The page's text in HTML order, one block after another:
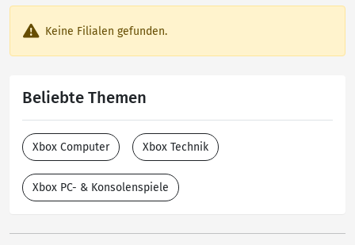
Keine Filialen gefunden.
Beliebte Themen
Xbox Computer Xbox Technik
Xbox PC- & Konsolenspiele